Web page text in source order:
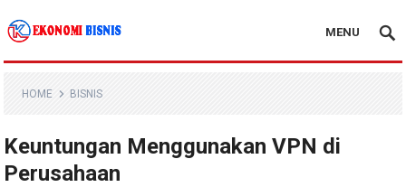
Kanal Ekonomi Bisnis
MENU
HOME BISNIS
Keuntungan Menggunakan VPN di
Perusahaan